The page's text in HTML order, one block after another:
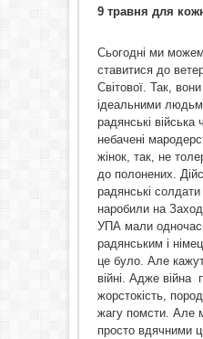
9 травня для
Сьогодні ми
ставитися до
Світової. Так,
ідеальними
радянські війська
небачені
жінок, так, не
до полонених.
радянські
наробили на
УПА мали
радянським і
це було. Але
війні. Адже війна
жорстокість,
жагу помсти. Але
просто вдячними